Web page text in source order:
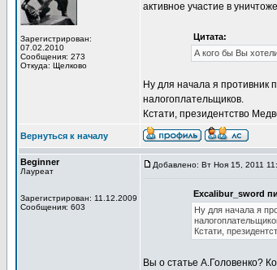
Зарегистрирован:
07.02.2010
Сообщения: 273
Откуда: Щелково
активное участие в
Цитата:
А кого бы Вы
Ну для начала я противник
налогоплательщиков.
Кстати, президентство
Вернуться к началу
Beginner
Лауреат
Зарегистрирован: 11.12.2009
Сообщения: 603
Добавлено: Вт Ноя 15, 2011
Excalibur_sword
Ну для начала я
Кстати,
Вы о статье А.Головенко?